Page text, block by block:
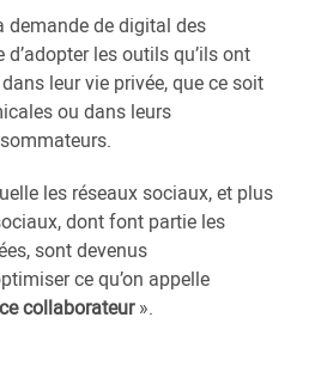
demande de digital des
les outils qu’ils ont
leur vie privée, que ce soit
ou dans leurs
les réseaux sociaux, et plus
dont font partie les
sont devenus
ce qu’on appelle
collaborateur».